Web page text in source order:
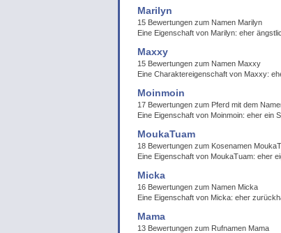
Marilyn
15 Bewertungen zum Namen Marilyn
Eine Eigenschaft von Marilyn: eher
Maxxy
15 Bewertungen zum Namen Maxxy
Eine Charaktereigenschaft von Maxxy:
Moinmoin
17 Bewertungen zum Pferd mit dem
Eine Eigenschaft von Moinmoin: eher ein
MoukaTuam
18 Bewertungen zum Kosenamen
Eine Eigenschaft von MoukaTuam: eher
Micka
16 Bewertungen zum Namen Micka
Eine Eigenschaft von Micka: eher
Mama
13 Bewertungen zum Rufnamen Mama